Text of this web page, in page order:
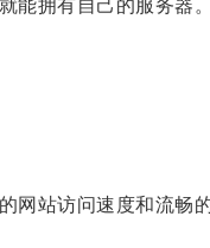
拥有自己的服务器。
站访问速度和流畅的